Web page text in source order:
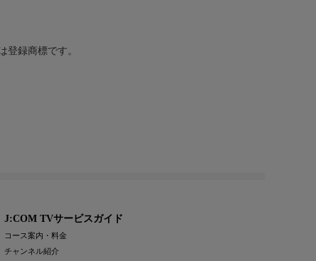
登録商標です。
J:COM TVサービスガイド
コース案内・料金
チャンネル紹介